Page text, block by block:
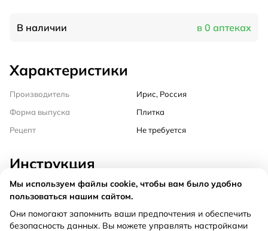
В наличии в 0 аптеках
Характеристики
Производитель
Ирис, Россия
Форма выпуска
Плитка
Рецепт
Не требуется
Инструкция
Состав
Рекомендации по применению
Мы используем файлы cookie, чтобы вам было удобно
пользоваться нашим сайтом.
Они помогают запомнить ваши предпочтения и обеспечить
безопасность данных. Вы можете управлять настройками